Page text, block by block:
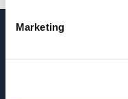
Marketing